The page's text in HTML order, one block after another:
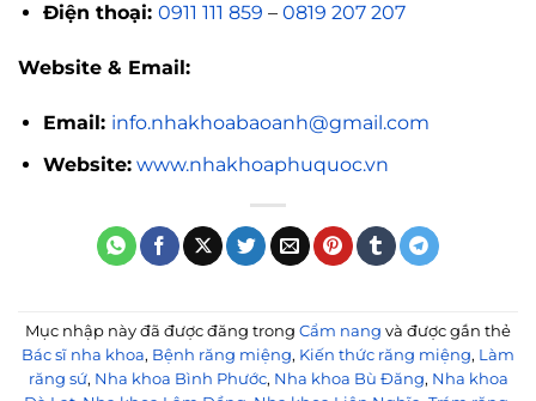
Điện thoại: 0911 111 859 – 0819 207 207
Website & Email:
Email: info.nhakhoabaoanh@gmail.com
Website: www.nhakhoaphuquoc.vn
Mục nhập này đã được đăng trong Cẩm nang và được gắn thẻ
Bác sĩ nha khoa, Bệnh răng miệng, Kiến thức răng miệng, Làm
răng sứ, Nha khoa Bình Phước, Nha khoa Bù Đăng, Nha khoa